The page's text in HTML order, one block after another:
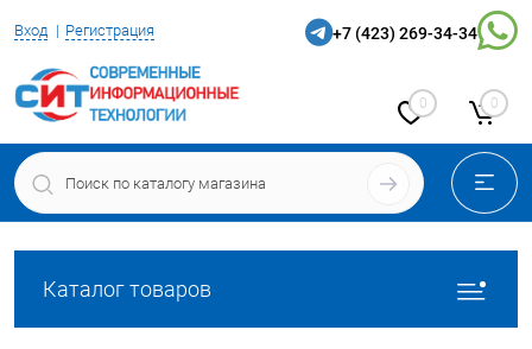
Вход Регистрация +7 (423) 269-34-34
0 0
Каталог товаров